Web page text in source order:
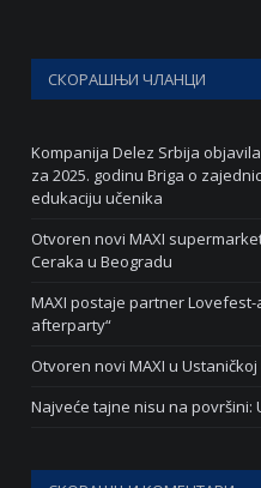
СКОРАШЊИ ЧЛАНЦИ
Kompanija Delez Srbija
za 2025. godinu Briga o
edukaciju učenika
Otvoren novi MAXI
Ceraka u Beogradu
MAXI postaje partner
afterparty“
Otvoren novi MAXI u
Najveće tajne nisu na površini: